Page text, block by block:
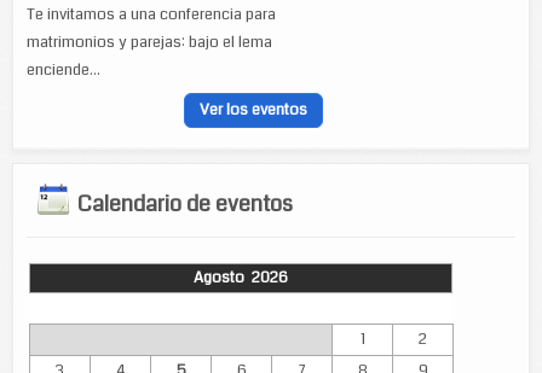
Te invitamos a una conferencia para
matrimonios y parejas: bajo el lema
enciende...
Ver los eventos
Calendario de eventos
Agosto 2026
1
2